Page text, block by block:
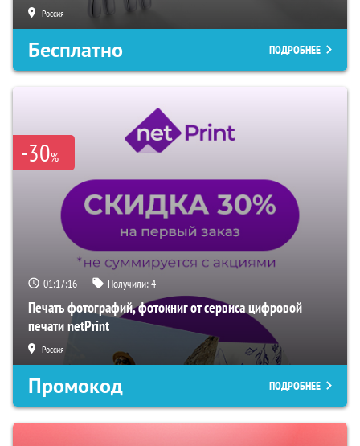
Россия
Бесплатно ПОДРОБНЕЕ
-30%
01:16:34 Получили:4
Печать фотографий, фотокниг от сервиса цифровой
печати netPrint
Россия
Промокод ПОДРОБНЕЕ